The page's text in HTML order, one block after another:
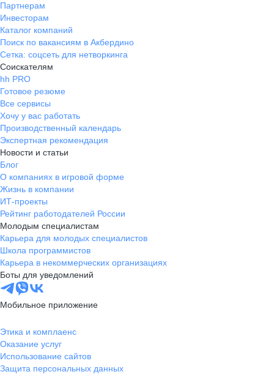
Партнерам
Инвесторам
Каталог компаний
Поиск по вакансиям в Акбердино
Сетка: соцсеть для нетворкинга
Соискателям
hh PRO
Готовое резюме
Все сервисы
Хочу у вас работать
Производственный календарь
Экспертная рекомендация
Новости и статьи
Блог
О компаниях в игровой форме
Жизнь в компании
ИТ-проекты
Рейтинг работодателей России
Молодым специалистам
Карьера для молодых специалистов
Школа программистов
Карьера в некоммерческих организациях
Боты для уведомлений
Мобильное приложение
Этика и комплаенс
Оказание услуг
Использование сайтов
Защита персональных данных